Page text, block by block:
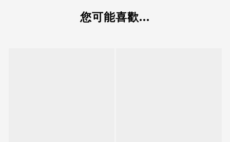
您可能喜歡...